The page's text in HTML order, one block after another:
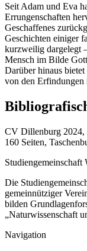
Seit Adam und Eva
Errungenschaften
Geschaffenes
Geschichten einiger
kurzweilig dargelegt
Mensch im Bilde
Darüber hinaus
von den Erfindungen
CV Dillenburg 2024,
160 Seiten,
Studiengemeinschaft
Die
gemeinnütziger
bilden
„Naturwissenschaft
Navigation